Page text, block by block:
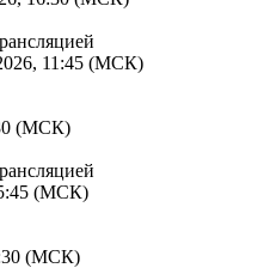
11:45 (МСК)
(МСК)
(МСК)
(МСК)